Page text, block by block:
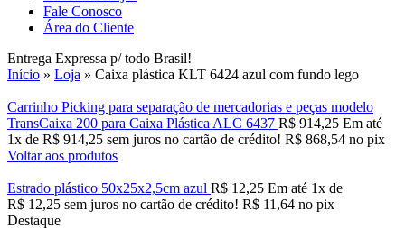
Fale Conosco
Área do Cliente
Entrega Expressa p/ todo Brasil!
Início » Loja » Caixa plástica KLT 6424 azul com fundo lego
Carrinho Picking para separação de mercadorias e peças modelo
TransCaixa 200 para Caixa Plástica ALC 6437 R$ 914,25 Em até
1x de R$ 914,25 sem juros no cartão de crédito! R$ 868,54 no pix
Voltar aos produtos
Estrado plástico 50x25x2,5cm azul R$ 12,25 Em até 1x de
R$ 12,25 sem juros no cartão de crédito! R$ 11,64 no pix
Destaque